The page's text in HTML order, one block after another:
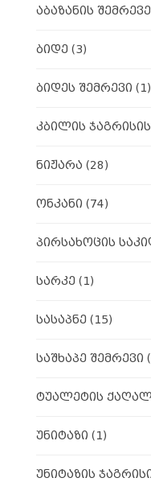
აბაზანის
ბიდე (3)
ბიდეს შემრევი (1)
კბილის
ნიჟარა (28)
ონკანი (74)
პირსახოცის
სარკე (1)
სასაპნე (15)
საშხაპე შემრევი
ტუალეტის
უნიტაზი (1)
უნიტაზის